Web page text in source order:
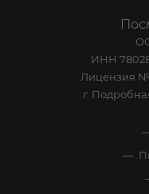
ИНН
Лицензия
г.